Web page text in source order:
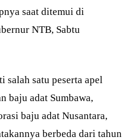
saat ditemui di
NTB, Sabtu
salah satu peserta apel
baju adat Sumbawa,
baju adat Nusantara,
berbeda dari tahun